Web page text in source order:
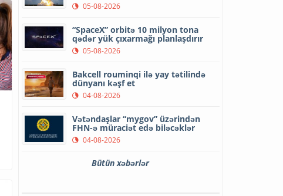
05-08-2026
“SpaceX” orbitə 10 milyon tona
qədər yük çıxarmağı planlaşdırır
05-08-2026
Bakcell rouminqi ilə yay tətilində
dünyanı kəşf et
04-08-2026
Vətəndaşlar “mygov” üzərindən
FHN-ə müraciət edə biləcəklər
04-08-2026
Bütün xəbərlər